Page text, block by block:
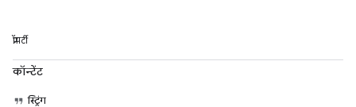
प्रॉपर्टी
कॉन्टेंट
स्ट्रिंग